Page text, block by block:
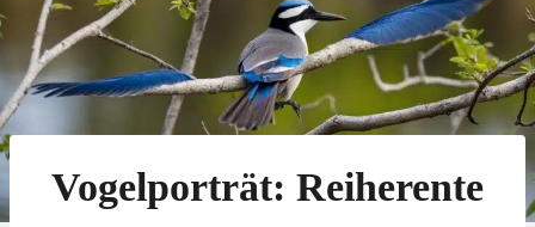
Vogelporträt: Reiherente